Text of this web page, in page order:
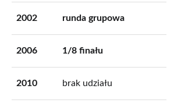
2002 runda grupowa
2006 1/8 finału
2010 brak udziału